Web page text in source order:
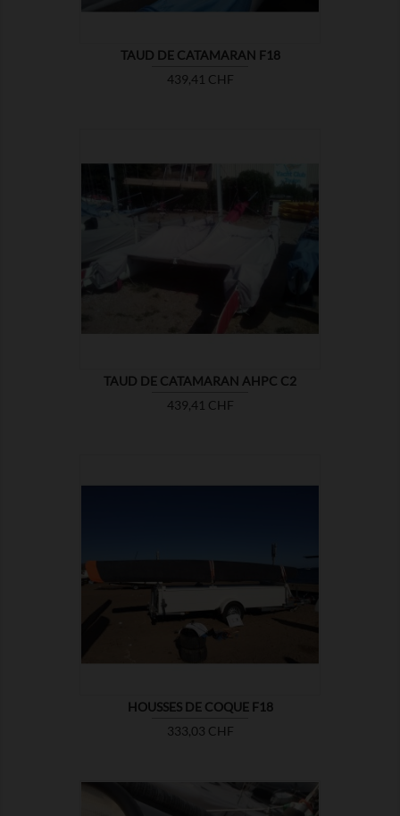
TAUD DE CATAMARAN F18
Prix
439,41 CHF
TAUD DE CATAMARAN AHPC C2
Prix
439,41 CHF
MONTRER
HOUSSES DE COQUE F18
Prix
333,03 CHF
MONTRER